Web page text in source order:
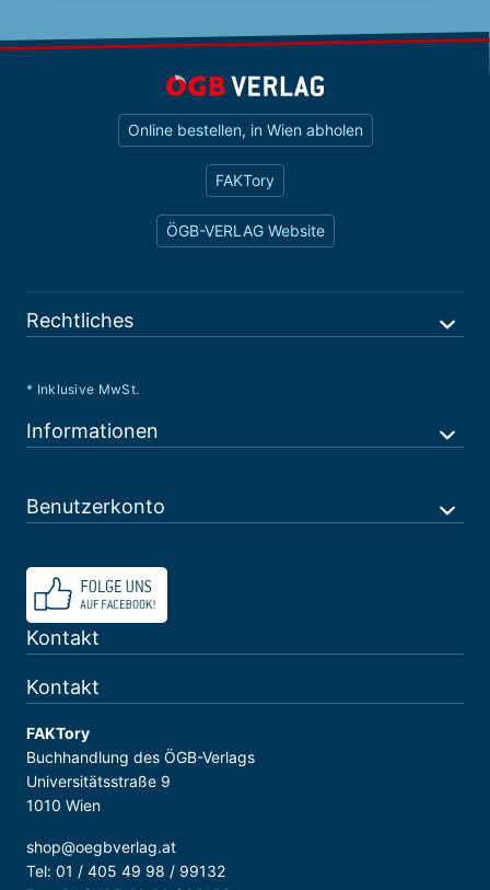
Online bestellen, in Wien abholen
FAKTory
ÖGB-VERLAG Website
Rechtliches
* Inklusive MwSt.
Informationen
Benutzerkonto
Kontakt
Kontakt
FAKTory
Buchhandlung des ÖGB-Verlags
Universitätsstraße 9
1010 Wien
shop@oegbverlag.at
Tel: 01 / 405 49 98 / 99132